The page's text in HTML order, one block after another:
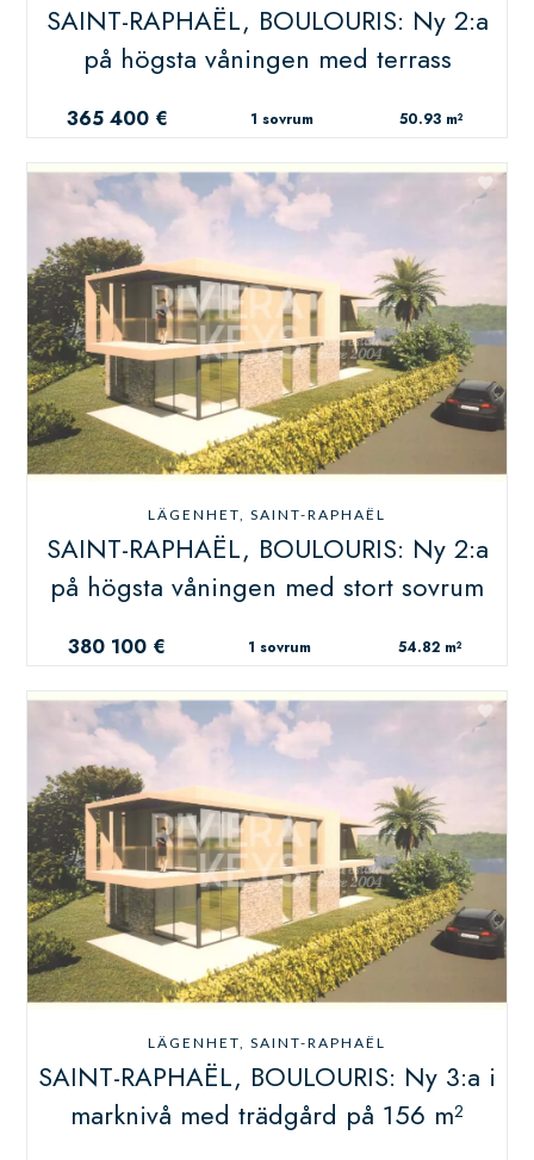
SAINT-RAPHAËL, BOULOURIS: Ny 2:a
på högsta våningen med terrass
365 400 € 1 sovrum 50.93 m²
LÄGENHET, SAINT-RAPHAËL
SAINT-RAPHAËL, BOULOURIS: Ny 2:a
på högsta våningen med stort sovrum
380 100 € 1 sovrum 54.82 m²
LÄGENHET, SAINT-RAPHAËL
SAINT-RAPHAËL, BOULOURIS: Ny 3:a i
marknivå med trädgård på 156 m²